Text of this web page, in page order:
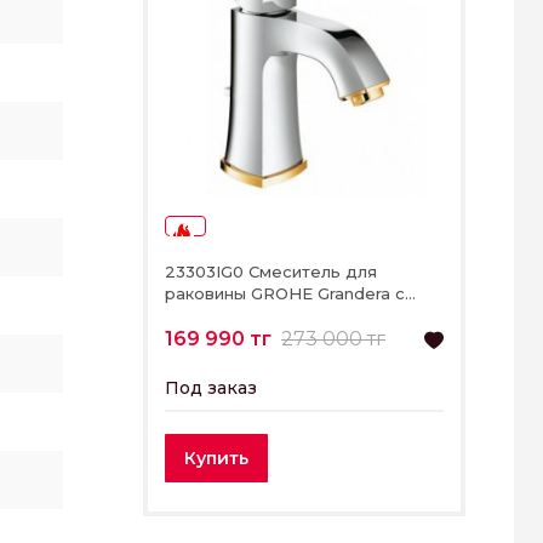
23303IG0 Смеситель для
раковины GROHE Grandera с
169 990 тг 273 000 тг
Под заказ
Купить